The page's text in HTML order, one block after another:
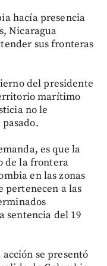
hacía presencia
Nicaragua
sus fronteras
del presidente
marítimo
no le
es que la
de la frontera
en las zonas
pertenecen a las
sentencia del 19
se presentó